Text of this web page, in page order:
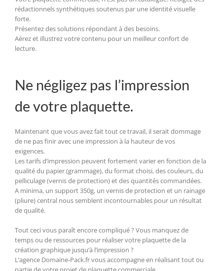
rédactionnels synthétiques soutenus par une identité visuelle
forte.
Présentez des solutions répondant à des besoins.
Aérez et illustrez votre contenu pour un meilleur confort de
lecture.
Ne négligez pas l’impression
de votre plaquette.
Maintenant que vous avez fait tout ce travail, il serait dommage
de ne pas finir avec une impression à la hauteur de vos
exigences.
Les tarifs d’impression peuvent fortement varier en fonction de la
qualité du papier (grammage), du format choisi, des couleurs, du
pelliculage (vernis de protection) et des quantités commandées.
A minima, un support 350g, un vernis de protection et un rainage
(pliure) central nous semblent incontournables pour un résultat
de qualité.
Tout ceci vous paraît encore compliqué ? Vous manquez de
temps ou de ressources pour réaliser votre plaquette de la
création graphique jusqu’à l’impression ?
L’agence Domaine-Pack.fr vous accompagne en réalisant tout ou